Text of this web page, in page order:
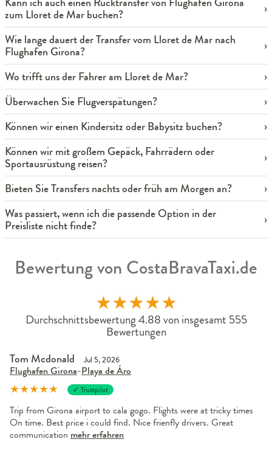
zum Lloret de Mar buchen?
Wie lange dauert der Transfer vom Lloret de Mar nach
Flughafen Girona?
Wo trifft uns der Fahrer am Lloret de Mar?
Überwachen Sie Flugverspätungen?
Können wir einen Kindersitz oder Babysitz buchen?
Können wir mit großem Gepäck, Fahrrädern oder
Sportausrüstung reisen?
Bieten Sie Transfers nachts oder früh am Morgen an?
Was passiert, wenn ich die passende Option in der
Preisliste nicht finde?
Bewertung von CostaBravaTaxi.de
★★★★★
Durchschnittsbewertung 4.88 von insgesamt 555
Bewertungen
Tom Mcdonald Jul 5, 2026
Flughafen Girona-Playa de Áro
★★★★★ ✓ Trustpilot
Trip from Girona airport to cala gogo. Flights were at tricky times
On time. Best price i could find. Nice frienfly drivers. Great
communication mehr erfahren